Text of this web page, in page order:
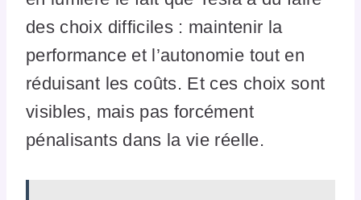
des choix difficiles : maintenir la
performance et l’autonomie tout en
réduisant les coûts. Et ces choix sont
visibles, mais pas forcément
pénalisants dans la vie réelle.